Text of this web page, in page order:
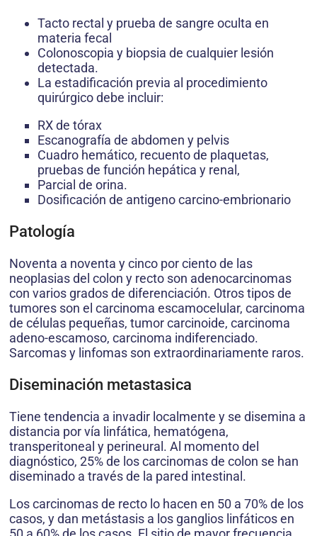
Tacto rectal y prueba de sangre oculta en
materia fecal
Colonoscopia y biopsia de cualquier lesión
detectada.
La estadificación previa al procedimiento
quirúrgico debe incluir:
RX de tórax
Escanografía de abdomen y pelvis
Cuadro hemático, recuento de plaquetas,
pruebas de función hepática y renal,
Parcial de orina.
Dosificación de antigeno carcino-embrionario
Patología
Noventa a noventa y cinco por ciento de las
neoplasias del colon y recto son adenocarcinomas
con varios grados de diferenciación. Otros tipos de
tumores son el carcinoma escamocelular, carcinoma
de células pequeñas, tumor carcinoide, carcinoma
adeno-escamoso, carcinoma indiferenciado.
Sarcomas y linfomas son extraordinariamente raros.
Diseminación metastasica
Tiene tendencia a invadir localmente y se disemina a
distancia por vía linfática, hematógena,
transperitoneal y perineural. Al momento del
diagnóstico, 25% de los carcinomas de colon se han
diseminado a través de la pared intestinal.
Los carcinomas de recto lo hacen en 50 a 70% de los
casos, y dan metástasis a los ganglios linfáticos en